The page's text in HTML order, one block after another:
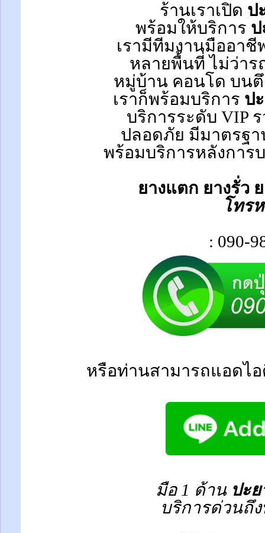
ร้านเราเปิด ป
พร้อมให้บริการ
เรามีทีมงานมืออา
หลายพื้นที่ ไม่ว่าร
หมู่บ้าน คอนโด บนตึ
เราก็พร้อมบริการ ป
บริการระดับ VIP
ปลอดภัย มีมาตรฐา
พร้อมบริการหลังการ
ยางแตก ยางรั่ว
โทร
: 090-
หรือท่านสามารถแอดไอ
มือ 1 ด้าน ปะ
บริการด่วนถึ